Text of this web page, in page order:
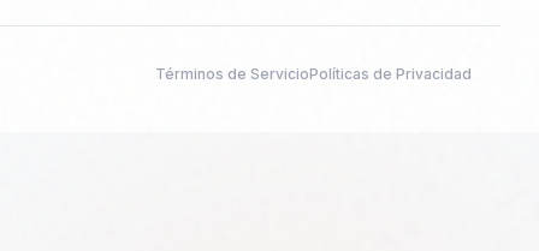
Términos de ServicioPolíticas de Privacidad